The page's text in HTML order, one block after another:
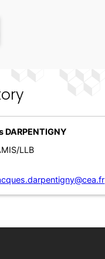
DARPENTIGNY
LLB